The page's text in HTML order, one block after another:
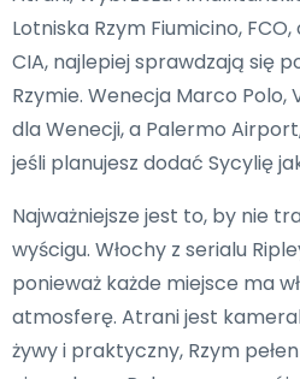
Lotniska Rzym Fiumicino,
CIA, najlepiej sprawdzają się
Rzymie. Wenecja Marco Polo,
dla Wenecji, a Palermo
jeśli planujesz dodać Sycylię
Najważniejsze jest to, by nie
wyścigu. Włochy z serialu
ponieważ każde miejsce ma
atmosferę. Atrani jest
żywy i praktyczny, Rzym